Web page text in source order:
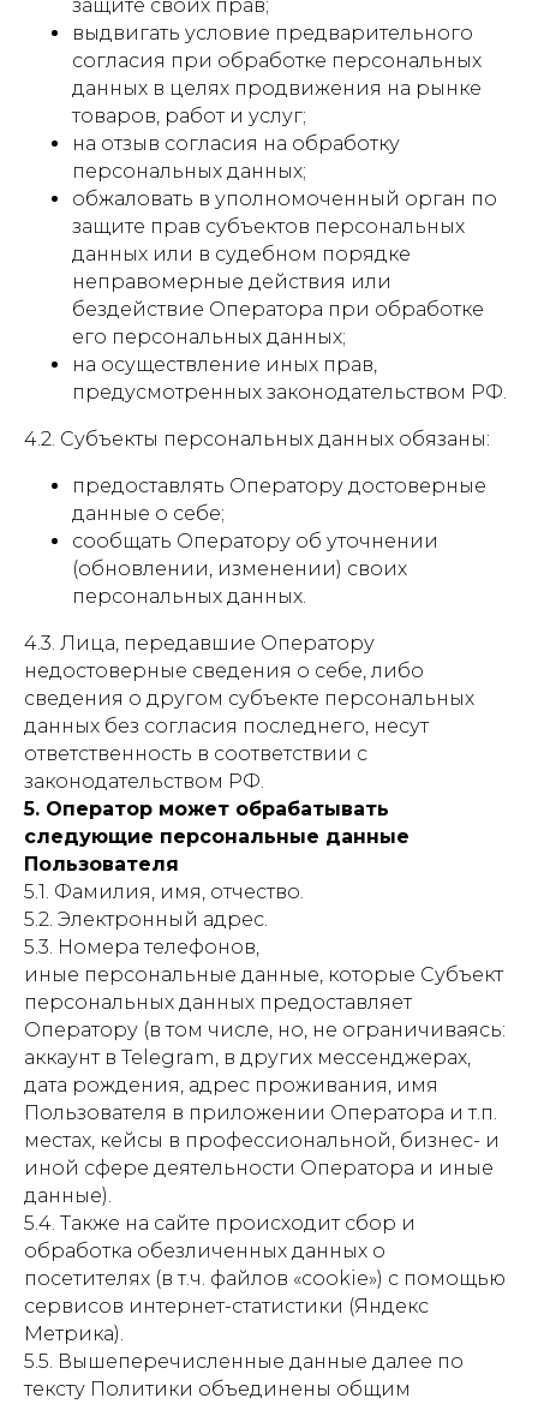
защите своих прав;
выдвигать условие предварительного
согласия при обработке персональных
данных в целях продвижения на рынке
товаров, работ и услуг;
на отзыв согласия на обработку
персональных данных;
обжаловать в уполномоченный орган по
защите прав субъектов персональных
данных или в судебном порядке
неправомерные действия или
бездействие Оператора при обработке
его персональных данных;
на осуществление иных прав,
предусмотренных законодательством РФ.
4.2. Субъекты персональных данных обязаны:
предоставлять Оператору достоверные
данные о себе;
сообщать Оператору об уточнении
(обновлении, изменении) своих
персональных данных.
4.3. Лица, передавшие Оператору
недостоверные сведения о себе, либо
сведения о другом субъекте персональных
данных без согласия последнего, несут
ответственность в соответствии с
законодательством РФ.
5. Оператор может обрабатывать
следующие персональные данные
Пользователя
5.1. Фамилия, имя, отчество.
5.2. Электронный адрес.
5.3. Номера телефонов,
иные персональные данные, которые Субъект
персональных данных предоставляет
Оператору (в том числе, но, не ограничиваясь:
аккаунт в Telegram, в других мессенджерах,
дата рождения, адрес проживания, имя
Пользователя в приложении Оператора и т.п.
местах, кейсы в профессиональной, бизнес- и
иной сфере деятельности Оператора и иные
данные).
5.4. Также на сайте происходит сбор и
обработка обезличенных данных о
посетителях (в т.ч. файлов «cookie») с помощью
сервисов интернет-статистики (Яндекс
Метрика).
5.5. Вышеперечисленные данные далее по
тексту Политики объединены общим